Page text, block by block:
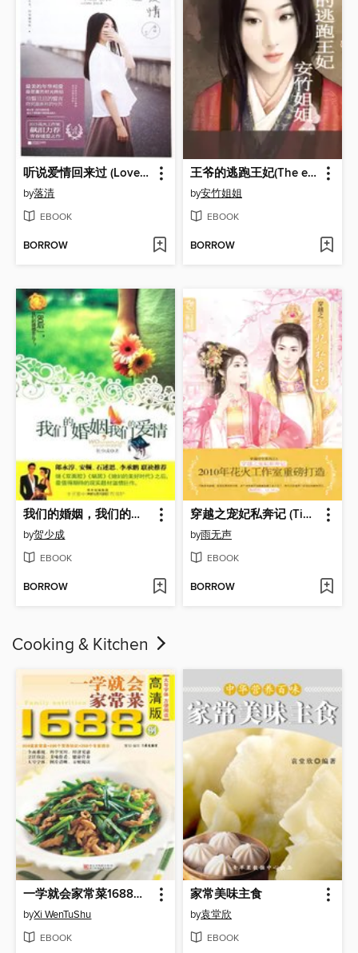
听说爱情回来过 (Love Has Been Here Before)
by落清
EBOOK
BORROW
王爷的逃跑王妃(The escape Princess)
by安竹姐姐
EBOOK
BORROW
我们的婚姻，我们的爱情
by贺少成
EBOOK
BORROW
穿越之宠妃私奔记 (Time Travel – Elopement With An Imperial Concubine)
by雨无声
EBOOK
BORROW
Cooking & Kitchen
一学就会家常菜1688例（Chinese Cuisine: A Study Will Be Home Dishes in 1688 Cases）
byXi WenTuShu
EBOOK
家常美味主食
by袁堂欣
EBOOK